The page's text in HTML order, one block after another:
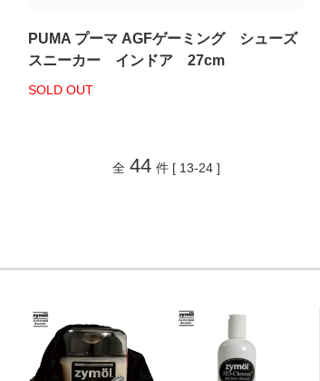
PUMA プーマ AGFゲーミング シューズ
スニーカー インドア 27cm
SOLD OUT
全 44 件 [ 13-24 ]